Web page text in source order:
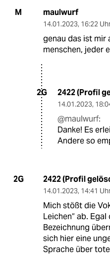
M maulwurf
14.01.2023, 16:22
genau das ist mir
menschen, jeder
2G 2422 (Profil
14.01.2023,
@maulwurf:
Danke! Es
Andere so
2G 2422 (Profil
14.01.2023, 14:41
Mich stößt die
Leichen“ ab.
Bezeichnung
sich hier eine
Sprache über